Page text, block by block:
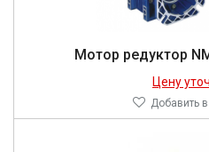
Мо­тор ре­дук­тор
Цену
Добавить